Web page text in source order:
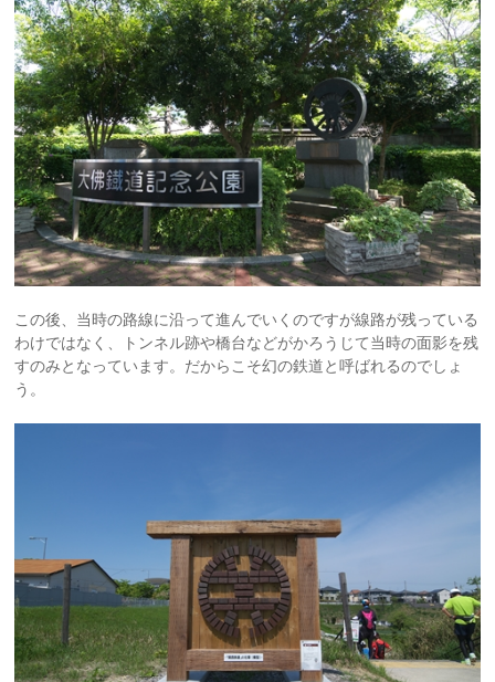
この後、当時の路線に沿って進んでいくのですが線路が残っている
わけではなく、トンネル跡や橋台などがかろうじて当時の面影を残
すのみとなっています。だからこそ幻の鉄道と呼ばれるのでしょ
う。